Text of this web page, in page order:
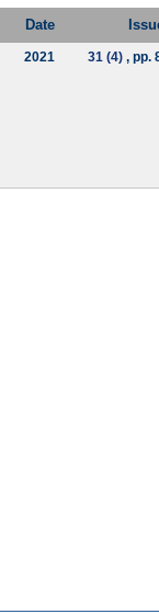
Date
2021 31 (4), pp.